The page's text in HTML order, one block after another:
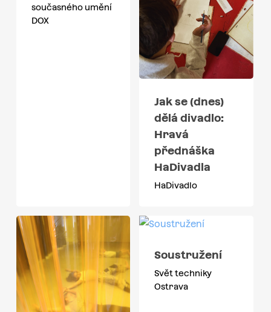
současného umění
DOX
Jak se (dnes)
dělá divadlo:
Hravá
přednáška
HaDivadla
HaDivadlo
Soustružení
Svět techniky
Ostrava